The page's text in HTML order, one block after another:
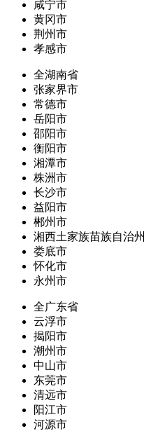
咸宁市
黄冈市
荆州市
孝感市
全湖南省
张家界市
常德市
岳阳市
邵阳市
衡阳市
湘潭市
株洲市
长沙市
益阳市
郴州市
湘西土家族苗族自治州
娄底市
怀化市
永州市
全广东省
云浮市
揭阳市
潮州市
中山市
东莞市
清远市
阳江市
河源市